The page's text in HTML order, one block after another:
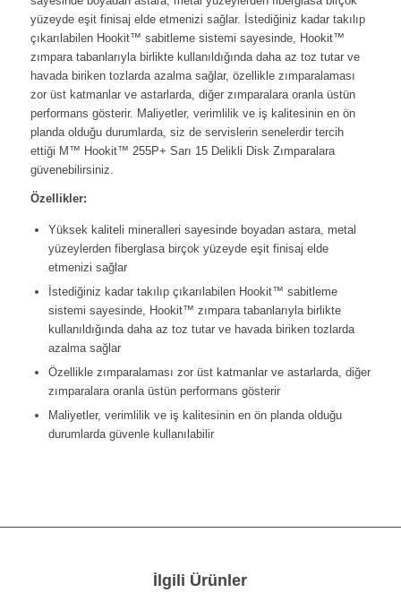
yüzeyde eşit finisaj elde etmenizi sağlar. İstediğiniz kadar takılıp
çıkarılabilen Hookit™ sabitleme sistemi sayesinde, Hookit™
zımpara tabanlarıyla birlikte kullanıldığında daha az toz tutar ve
havada biriken tozlarda azalma sağlar, özellikle zımparalaması
zor üst katmanlar ve astarlarda, diğer zımparalara oranla üstün
performans gösterir. Maliyetler, verimlilik ve iş kalitesinin en ön
planda olduğu durumlarda, siz de servislerin senelerdir tercih
ettiği M™ Hookit™ 255P+ Sarı 15 Delikli Disk Zımparalara
güvenebilirsiniz.
Özellikler:
Yüksek kaliteli mineralleri sayesinde boyadan astara, metal
yüzeylerden fiberglasa birçok yüzeyde eşit finisaj elde
etmenizi sağlar
İstediğiniz kadar takılıp çıkarılabilen Hookit™ sabitleme
sistemi sayesinde, Hookit™ zımpara tabanlarıyla birlikte
kullanıldığında daha az toz tutar ve havada biriken tozlarda
azalma sağlar
Özellikle zımparalaması zor üst katmanlar ve astarlarda, diğer
zımparalara oranla üstün performans gösterir
Maliyetler, verimlilik ve iş kalitesinin en ön planda olduğu
durumlarda güvenle kullanılabilir
İlgili Ürünler